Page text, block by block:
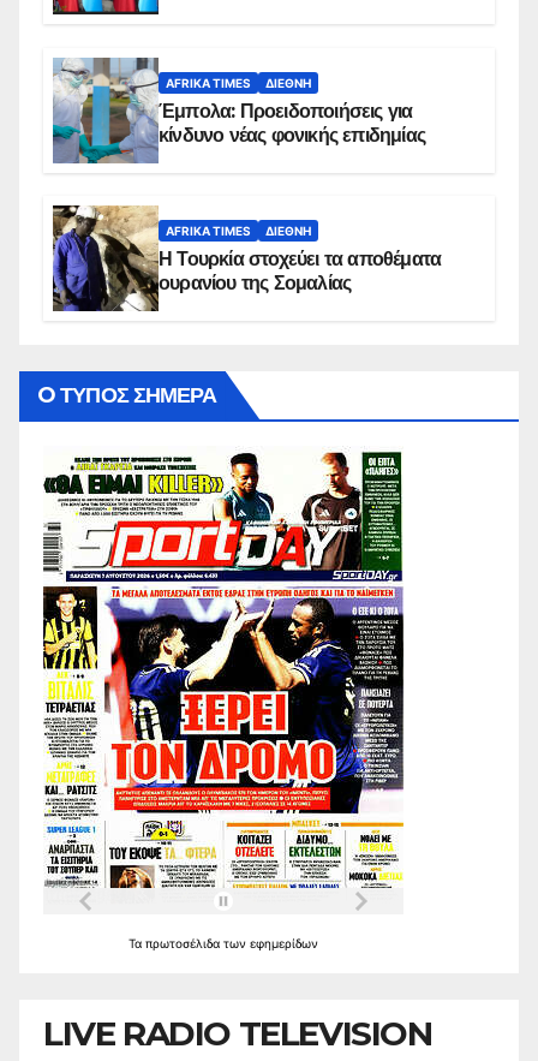
AFRIKA TIMES ΔΙΕΘΝΉ
Έμπολα: Προειδοποιήσεις για
κίνδυνο νέας φονικής επιδημίας
AFRIKA TIMES ΔΙΕΘΝΉ
Η Τουρκία στοχεύει τα αποθέματα
ουρανίου της Σομαλίας
O ΤΥΠΟΣ ΣΗΜΕΡΑ
Τα πρωτοσέλιδα των εφημερίδων
LIVE RADIO TELEVISION